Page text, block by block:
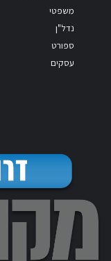
משפטי
נדל"ן
ספורט
עסקים